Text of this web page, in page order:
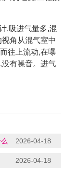
,吸进气量多,混
角从混气室中
往上流动,在曝
有噪音。进气
2026-04-18
2026-04-18